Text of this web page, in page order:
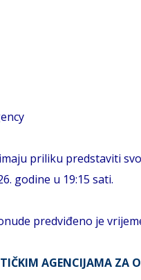
priliku predstaviti
godine u 19:15 sati.
predviđeno je
AGENCIJAMA ZA